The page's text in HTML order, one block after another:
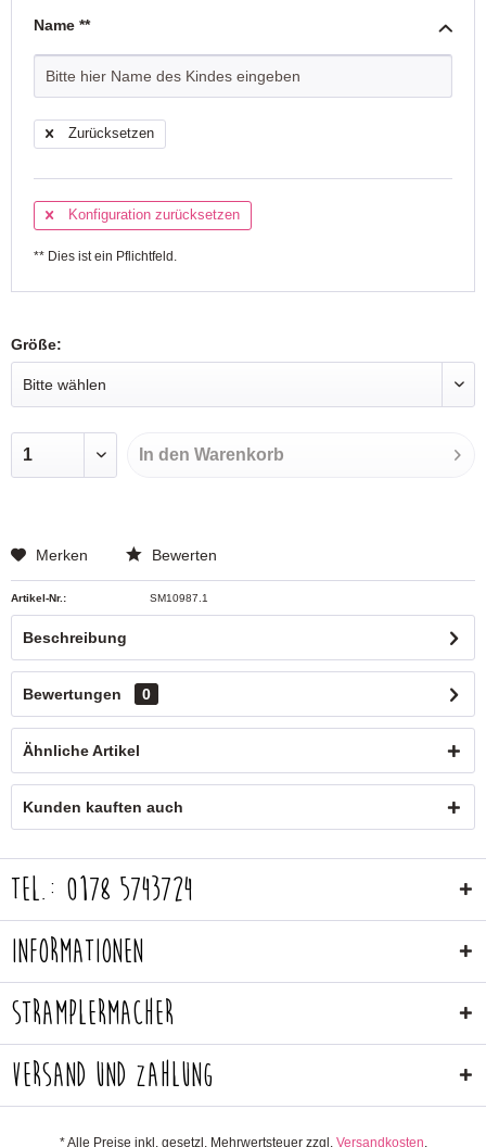
Name **
Zurücksetzen
Konfiguration zurücksetzen
** Dies ist ein Pflichtfeld.
Größe:
In den Warenkorb
Merken Bewerten
Artikel-Nr.: SM10987.1
Beschreibung
Bewertungen 0
Ähnliche Artikel
Kunden kauften auch
Tel.: 0178 5743724
Informationen
Stramplermacher
Versand und Zahlung
* Alle Preise inkl. gesetzl. Mehrwertsteuer zzgl. Versandkosten.